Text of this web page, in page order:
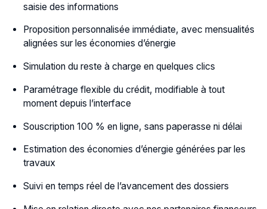
saisie des informations
Proposition personnalisée immédiate, avec mensualités
alignées sur les économies d’énergie
Simulation du reste à charge en quelques clics
Paramétrage flexible du crédit, modifiable à tout
moment depuis l’interface
Souscription 100 % en ligne, sans paperasse ni délai
Estimation des économies d’énergie générées par les
travaux
Suivi en temps réel de l’avancement des dossiers